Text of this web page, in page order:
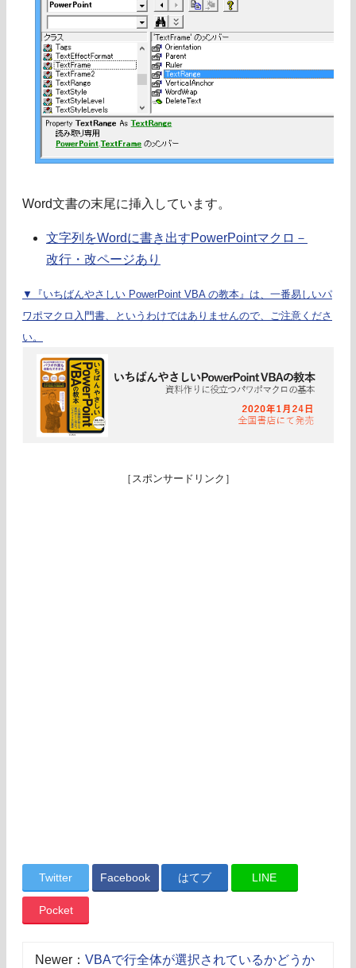
Word文書の末尾に挿入しています。
文字列をWordに書き出すPowerPointマクロ－
改行・改ページあり
▼『いちばんやさしい PowerPoint VBA の教本』は、一番易しいパ
ワポマクロ入門書、というわけではありませんので、ご注意くださ
い。
［スポンサードリンク］
Twitter Facebook はてブ LINE
Pocket
Newer： VBAで行全体が選択されているかどうか